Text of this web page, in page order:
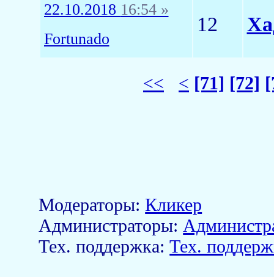
22.10.2018 16:54 »
Fortunado
12
<< < [71] [72]
Модераторы:Кликер
Aдминистраторы:
Тех. поддержка:Тех.